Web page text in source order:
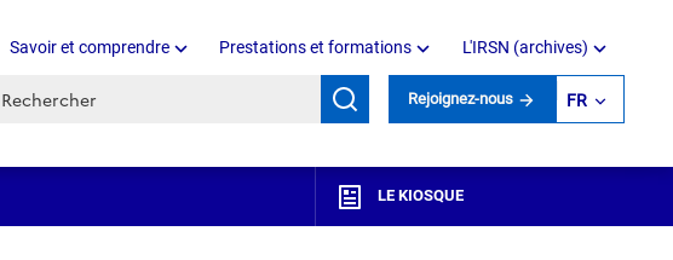
Savoir et comprendre Prestations et formations L'IRSN (archives)
Recherche par mots clés Rejoignez-nous FR
LE KIOSQUE